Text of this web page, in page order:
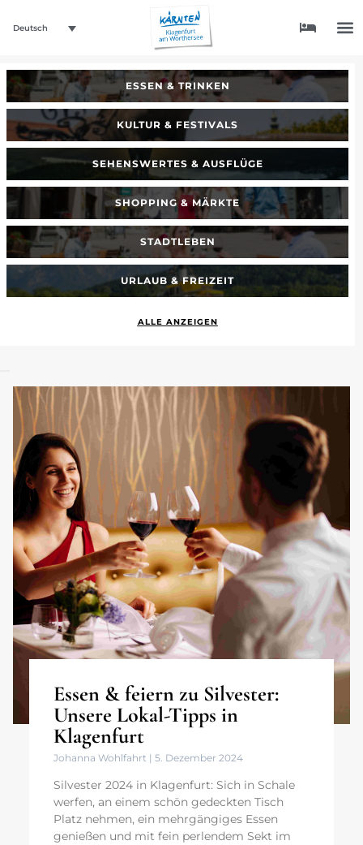
Deutsch
Essen & feiern zu Silvester:
Unsere Lokal-Tipps in
Klagenfurt
Johanna Wohlfahrt 5. Dezember 2024
Silvester 2024 in Klagenfurt: Sich in Schale
werfen, an einem schön gedeckten Tisch
Platz nehmen, ein mehrgängiges Essen
genießen und mit fein perlendem Sekt im
ESSEN & TRINKEN
KULTUR & FESTIVALS
SEHENSWERTES & AUSFLÜGE
SHOPPING & MÄRKTE
STADTLEBEN
URLAUB & FREIZEIT
ALLE ANZEIGEN